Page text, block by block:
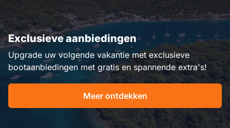
Exclusieve aanbiedingen
Upgrade uw volgende vakantie met exclusieve
bootaanbiedingen met gratis en spannende extra's!
Meer ontdekken